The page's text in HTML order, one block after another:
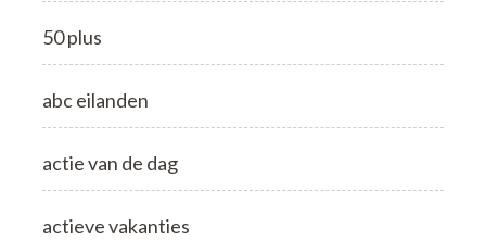
50 plus
abc eilanden
actie van de dag
actieve vakanties